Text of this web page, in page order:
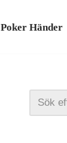
Poker Händer